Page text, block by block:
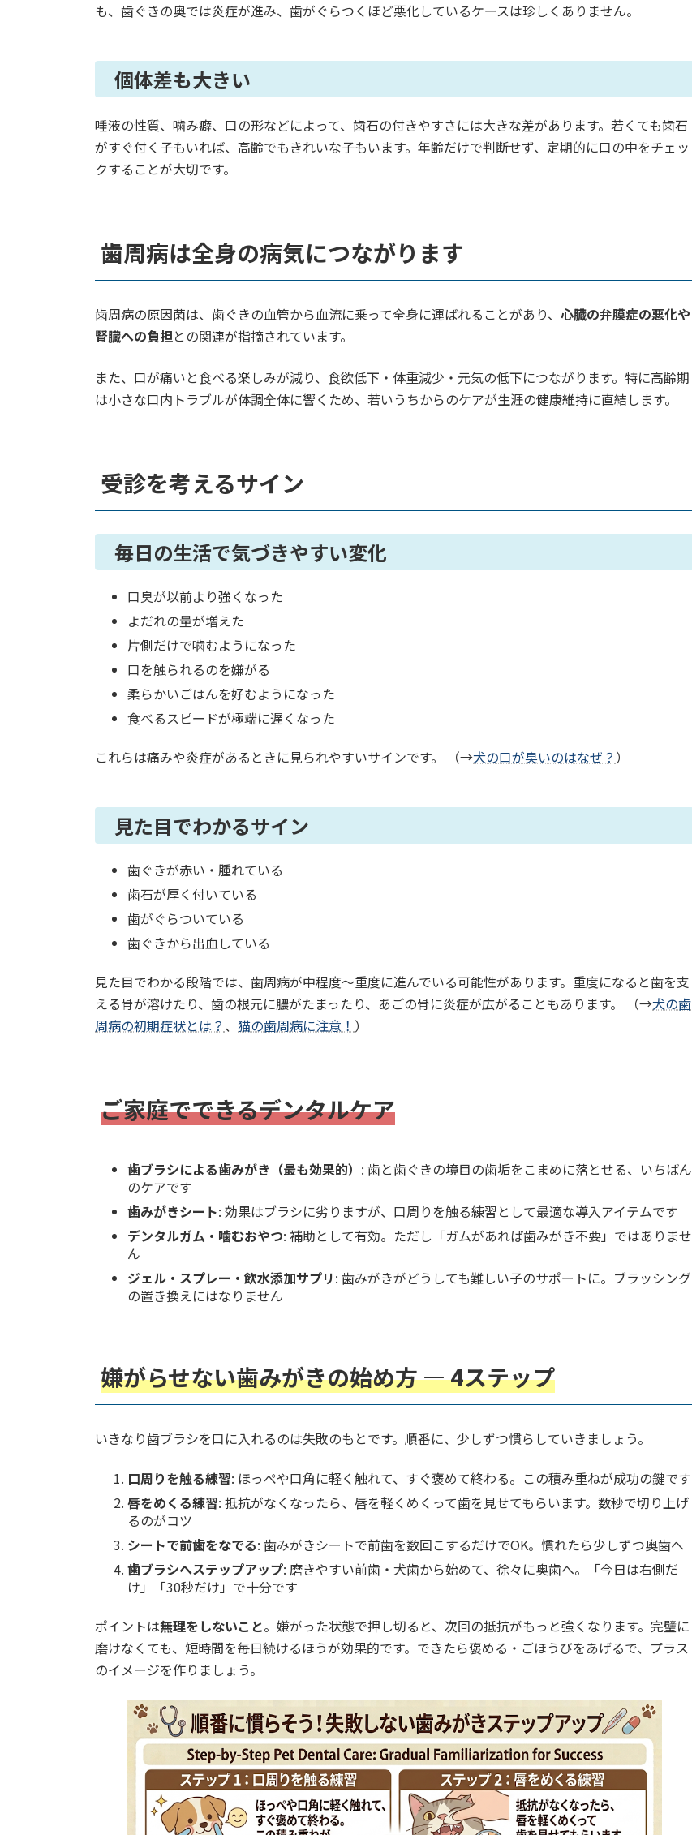
も、歯ぐきの奥では炎症が進み、歯がぐらつくほど悪化しているケースは珍しくありません。
個体差も大きい
唾液の性質、噛み癖、口の形などによって、歯石の付きやすさには大きな差があります。若くても歯石
がすぐ付く子もいれば、高齢でもきれいな子もいます。年齢だけで判断せず、定期的に口の中をチェッ
クすることが大切です。
歯周病は全身の病気につながります
歯周病の原因菌は、歯ぐきの血管から血流に乗って全身に運ばれることがあり、 心臓の弁膜症の悪化や
腎臓への負担との関連が指摘されています。
また、口が痛いと食べる楽しみが減り、食欲低下・体重減少・元気の低下につながります。特に高齢期
は小さな口内トラブルが体調全体に響くため、若いうちからのケアが生涯の健康維持に直結します。
受診を考えるサイン
毎日の生活で気づきやすい変化
口臭が以前より強くなった
よだれの量が増えた
片側だけで噛むようになった
口を触られるのを嫌がる
柔らかいごはんを好むようになった
食べるスピードが極端に遅くなった
これらは痛みや炎症があるときに見られやすいサインです。 （→犬の口が臭いのはなぜ？ ）
見た目でわかるサイン
歯ぐきが赤い・腫れている
歯石が厚く付いている
歯がぐらついている
歯ぐきから出血している
見た目でわかる段階では、歯周病が中程度〜重度に進んでいる可能性があります。重度になると歯を支
える骨が溶けたり、歯の根元に膿がたまったり、あごの骨に炎症が広がることもあります。 （→犬の歯
周病の初期症状とは？ 、 猫の歯周病に注意！ ）
ご家庭でできるデンタルケア
歯ブラシによる歯みがき（最も効果的） : 歯と歯ぐきの境目の歯垢をこまめに落とせる、いちばん
のケアです
歯みがきシート: 効果はブラシに劣りますが、口周りを触る練習として最適な導入アイテムです
デンタルガム・噛むおやつ: 補助として有効。ただし「ガムがあれば歯みがき不要」ではありませ
ん
ジェル・スプレー・飲水添加サプリ: 歯みがきがどうしても難しい子のサポートに。ブラッシング
の置き換えにはなりません
嫌がらせない歯みがきの始め方 — 4ステップ
いきなり歯ブラシを口に入れるのは失敗のもとです。順番に、少しずつ慣らしていきましょう。
口周りを触る練習: ほっぺや口角に軽く触れて、すぐ褒めて終わる。この積み重ねが成功の鍵です
唇をめくる練習: 抵抗がなくなったら、唇を軽くめくって歯を見せてもらいます。数秒で切り上げ
るのがコツ
シートで前歯をなでる: 歯みがきシートで前歯を数回こするだけでOK。慣れたら少しずつ奥歯へ
歯ブラシへステップアップ: 磨きやすい前歯・犬歯から始めて、徐々に奥歯へ。「今日は右側だ
け」「30秒だけ」で十分です
ポイントは無理をしないこと。嫌がった状態で押し切ると、次回の抵抗がもっと強くなります。完璧に
磨けなくても、短時間を毎日続けるほうが効果的です。できたら褒める・ごほうびをあげるで、プラス
のイメージを作りましょう。